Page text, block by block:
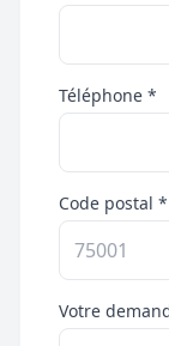
Téléphone *
Code postal *
Votre